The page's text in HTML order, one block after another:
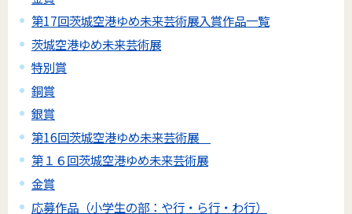
第17回茨城空港ゆめ未来芸術展入賞作品一覧
茨城空港ゆめ未来芸術展
特別賞
銅賞
銀賞
第16回茨城空港ゆめ未来芸術展
第１６回茨城空港ゆめ未来芸術展
金賞
応募作品（小学生の部：や行・ら行・わ行）